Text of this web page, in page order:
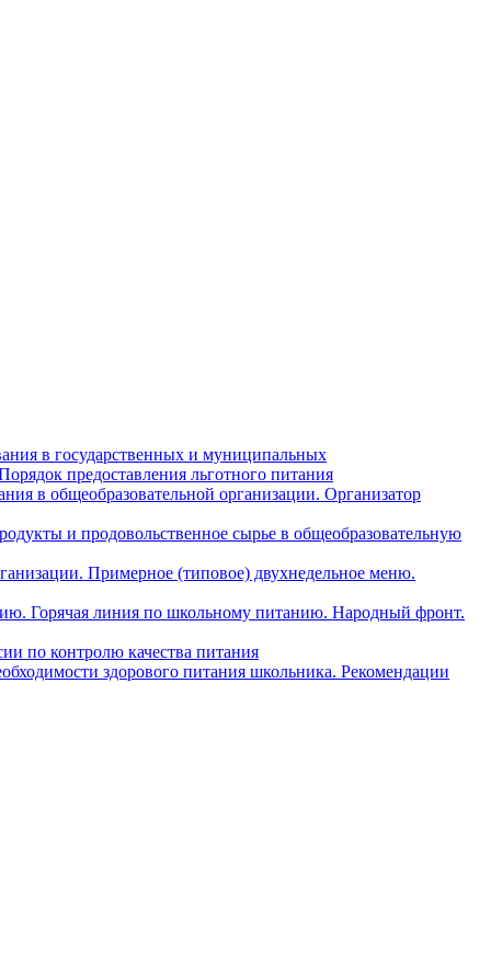
в государственных и муниципальных
предоставления льготного питания
в общеобразовательной организации. Организатор
и продовольственное сырье в общеобразовательную
Примерное (типовое) двухнедельное меню.
Горячая линия по школьному питанию. Народный фронт.
по контролю качества питания
здорового питания школьника. Рекомендации